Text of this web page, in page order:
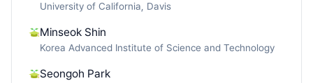
University of California, Davis
Minseok Shin
Korea Advanced Institute of Science and Technology
Seongoh Park